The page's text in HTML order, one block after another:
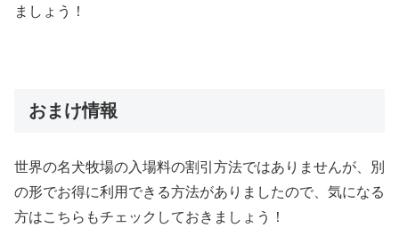
ましょう！
おまけ情報
世界の名犬牧場の入場料の割引方法ではありませんが、別
の形でお得に利用できる方法がありましたので、気になる
方はこちらもチェックしておきましょう！